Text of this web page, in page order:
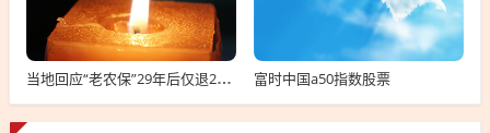
当地回应“老农保”29年后仅退200元，老农保退付难，29年后仅退200元报道 富时中国a50指数股票